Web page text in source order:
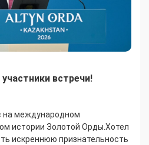
встречи!
на международном
истории Золотой Орды.Хотел
искреннюю признательность